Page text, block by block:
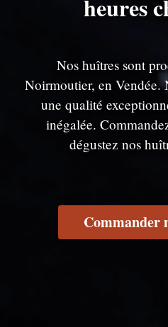
heures
Nos huîtres sont
Noirmoutier, en Vendée.
une qualité
inégalée.
dégustez nos
Commander